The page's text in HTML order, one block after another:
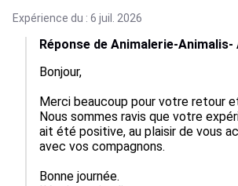
Expérience du : 6 juil. 2026
Réponse de Animalerie-Animalis-
Bonjour,
Merci beaucoup pour votre retour
Nous sommes ravis que votre
ait été positive, au plaisir de vous
avec vos compagnons.
Bonne journée.